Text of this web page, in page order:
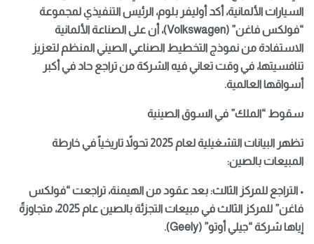
السيارات الألمانية، أكد أوليفر بلوم، الرئيس التنفيذي لمجموعة
“فولكس فاغن” (Volkswagen)، أن على الصناعة الألمانية
الاستفادة من نموذج التخطيط الصناعي الصيني المنظم لتعزيز
تنافسيتها، في وقت تعاني فيه الشركة من تراجع حاد في أكبر
أسواقها العالمية.
سقوط “الملك” في السوق الصينية
تظهر البيانات التشغيلية لعام 2025 تحولاً تاريخياً في خارطة
المبيعات بالصين:
• التراجع للمركز الثالث: بعد عقود من الهيمنة، تراجعت “فولكس
فاغن” للمركز الثالث في مبيعات التجزئة بالصين عام 2025، متجاوزةً
إياها شركة “جيلي أوتو” (Geely).